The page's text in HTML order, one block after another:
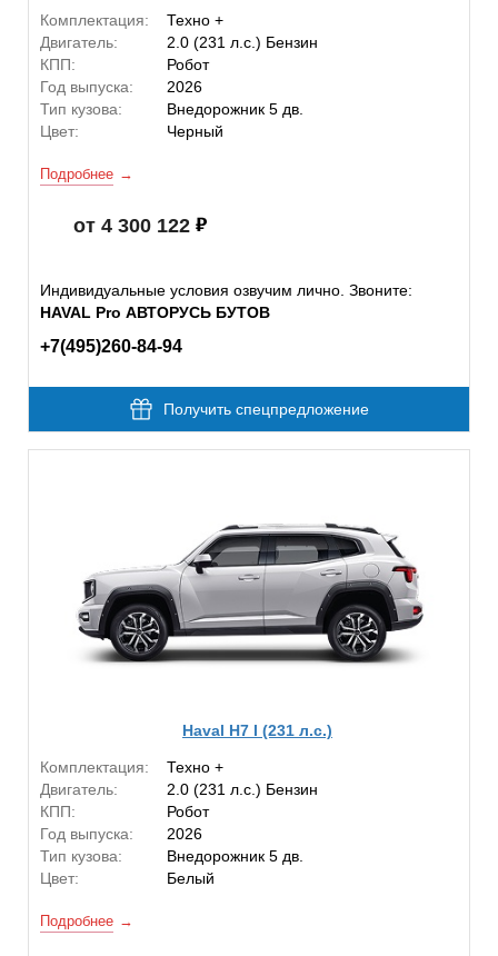
Комплектация:
Техно +
Двигатель:
2.0 (231 л.с.) Бензин
КПП:
Робот
Год выпуска:
2026
Тип кузова:
Внедорожник 5 дв.
Цвет:
Черный
Подробнее
от 4 300 122
Индивидуальные условия озвучим лично. Звоните:
HAVAL Pro АВТОРУСЬ БУТОВ
+7(495)260-84-94
Получить спецпредложение
Haval H7 I (231 л.с.)
Комплектация:
Техно +
Двигатель:
2.0 (231 л.с.) Бензин
КПП:
Робот
Год выпуска:
2026
Тип кузова:
Внедорожник 5 дв.
Цвет:
Белый
Подробнее